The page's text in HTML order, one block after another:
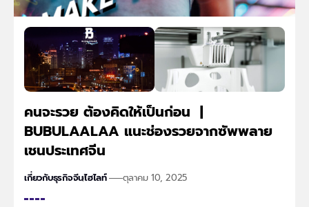
คนจะรวย ต้องคิดให้เป็นก่อน |
BUBULAALAA แนะช่องรวยจากซัพพลาย
เชนประเทศจีน
เกี่ยวกับธุรกิจจีนไฮไลท์ ตุลาคม 10, 2025